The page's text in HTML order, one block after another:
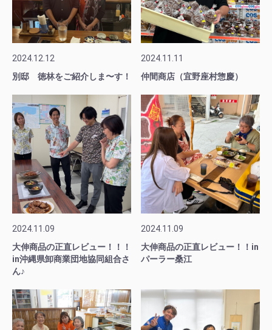
2024.12.12
別邸 徳林をご紹介しま〜す！
2024.11.11
仲間商店（宜野座村惣慶）
2024.11.09
大伸商品の正直レビュー！！！
in沖縄県卸商業団地協同組合さ
ん♪
2024.11.09
大伸商品の正直レビュー！！in
パーラー桑江